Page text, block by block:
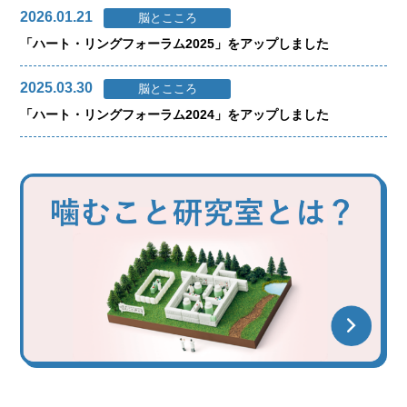
2026.01.21 脳とこころ
「ハート・リングフォーラム2025」をアップしました
2025.03.30 脳とこころ
「ハート・リングフォーラム2024」をアップしました